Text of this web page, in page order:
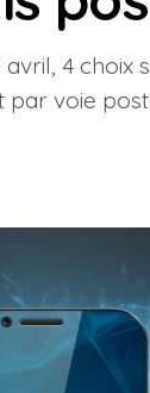
4
par voie